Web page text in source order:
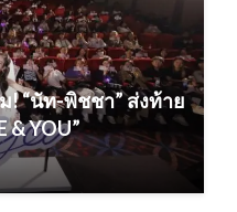
! “นัท-พิชชา” ส่งท้าย
& YOU”